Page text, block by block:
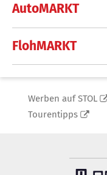
AutoMARKT
FlohMARKT
Werben auf STOL
Tourentipps